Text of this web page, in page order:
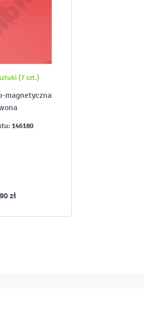
(7 szt.)
magnetyczna
146180
zł